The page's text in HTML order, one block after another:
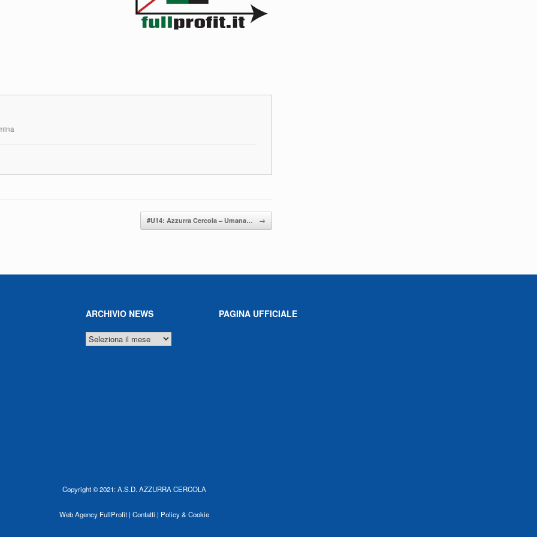
#U14: Azzurra Cercola – Umana… →
ARCHIVIO NEWS
ARCHIVIO
NEWS
PAGINA UFFICIALE
Copyright © 2021: A.S.D. AZZURRA CERCOLA
Web Agency FullProfit | Contatti | Policy & Cookie